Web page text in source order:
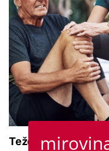
Teže se krećete